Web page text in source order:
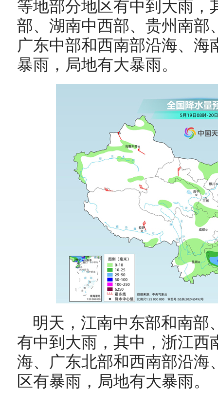
等地部分地区有中到大雨，
部、 湖南中西部、 贵州南部
广东中部和西南部沿海、
暴雨，局地有大暴雨。
明天， 江南中东部和南部
有中到大雨，其中，浙江西
海、广东北部和西南部沿海
区有暴雨，局地有大暴雨。